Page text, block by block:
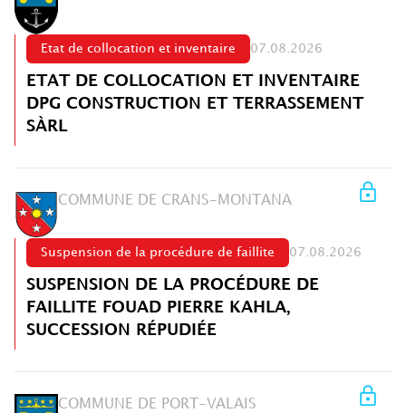
Etat de collocation et inventaire 07.08.2026
ETAT DE COLLOCATION ET INVENTAIRE
DPG CONSTRUCTION ET TERRASSEMENT
SÀRL
COMMUNE DE CRANS-MONTANA
Suspension de la procédure de faillite 07.08.2026
SUSPENSION DE LA PROCÉDURE DE
FAILLITE FOUAD PIERRE KAHLA,
SUCCESSION RÉPUDIÉE
COMMUNE DE PORT-VALAIS